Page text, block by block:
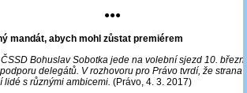
●●●
mandát, abych mohl zůstat premiérem
Bohuslav Sobotka jede na volební sjezd 10.
delegátů. V rozhovoru pro Právo tvrdí, že strana
s různými ambicemi. (Právo, 4. 3. 2017)